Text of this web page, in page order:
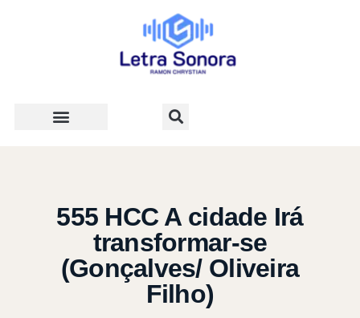
555 HCC A cidade Irá
transformar-se
(Gonçalves/ Oliveira
Filho)